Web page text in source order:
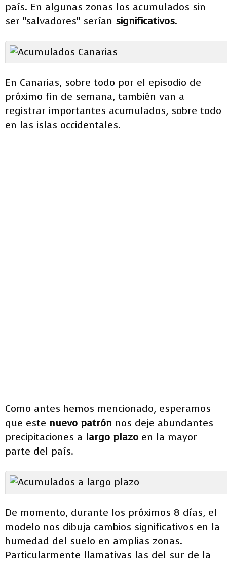
país. En algunas zonas los acumulados sin
ser "salvadores" serían significativos.
En Canarias, sobre todo por el episodio de
próximo fin de semana, también van a
registrar importantes acumulados, sobre todo
en las islas occidentales.
Como antes hemos mencionado, esperamos
que este nuevo patrón nos deje abundantes
precipitaciones a largo plazo en la mayor
parte del país.
De momento, durante los próximos 8 días, el
modelo nos dibuja cambios significativos en la
humedad del suelo en amplias zonas.
Particularmente llamativas las del sur de la